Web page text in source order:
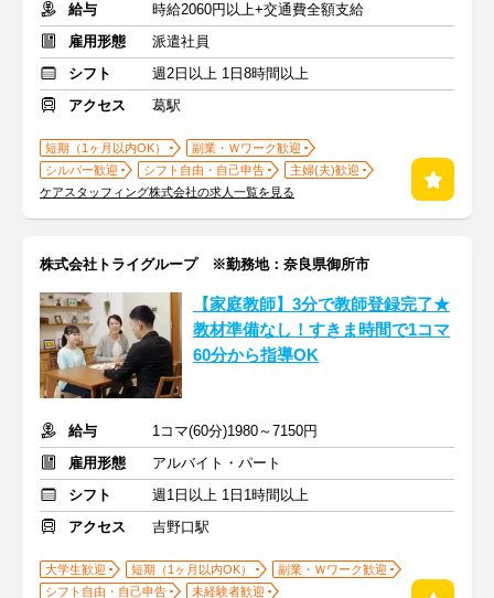
給与
時給2060円以上+交通費全額支給
雇用形態
派遣社員
シフト
週2日以上 1日8時間以上
アクセス
葛駅
短期（1ヶ月以内OK）
副業・Ｗワーク歓迎
シルバー歓迎
シフト自由・自己申告
主婦(夫)歓迎
ケアスタッフィング株式会社の求人一覧を見る
株式会社トライグループ ※勤務地：奈良県御所市
【家庭教師】3分で教師登録完了★
教材準備なし！すきま時間で1コマ
60分から指導OK
給与
1コマ(60分)1980～7150円
雇用形態
アルバイト・パート
シフト
週1日以上 1日1時間以上
アクセス
吉野口駅
大学生歓迎 短期（1ヶ月以内OK）
副業・Ｗワーク歓迎
シフト自由・自己申告
未経験者歓迎